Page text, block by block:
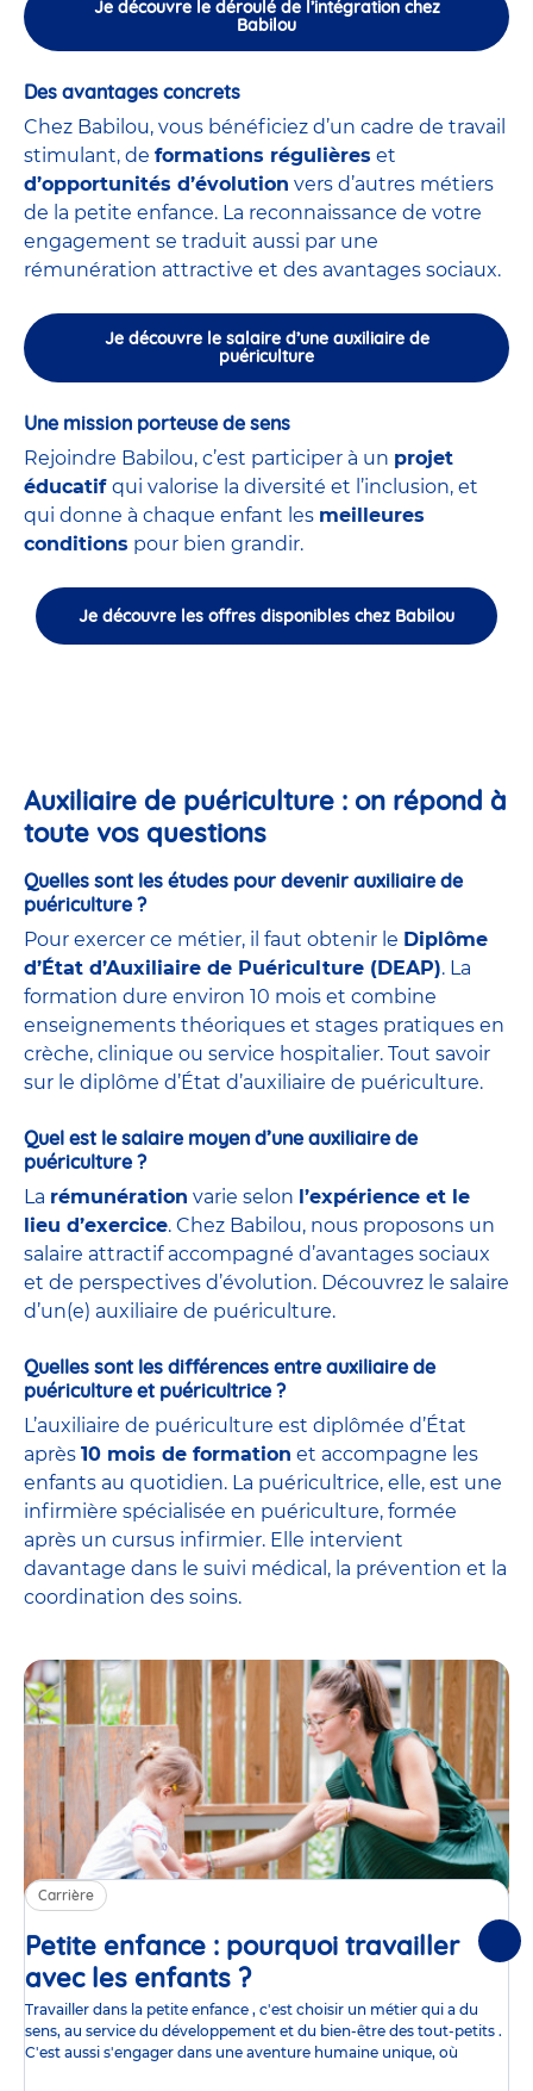
Je découvre le déroulé de l’intégration chez
Babilou
Des avantages concrets
Chez Babilou, vous bénéficiez d’un cadre de travail
stimulant, de formations régulières et
d’opportunités d’évolution vers d’autres métiers
de la petite enfance. La reconnaissance de votre
engagement se traduit aussi par une
rémunération attractive et des avantages sociaux.
Je découvre le salaire d’une auxiliaire de
puériculture
Une mission porteuse de sens
Rejoindre Babilou, c’est participer à un projet
éducatif qui valorise la diversité et l’inclusion, et
qui donne à chaque enfant les meilleures
conditions pour bien grandir.
Je découvre les offres disponibles chez Babilou
Auxiliaire de puériculture : on répond à
toute vos questions
Quelles sont les études pour devenir auxiliaire de
puériculture ?
Pour exercer ce métier, il faut obtenir le Diplôme
d’État d’Auxiliaire de Puériculture (DEAP). La
formation dure environ 10 mois et combine
enseignements théoriques et stages pratiques en
crèche, clinique ou service hospitalier. Tout savoir
sur le diplôme d’État d’auxiliaire de puériculture.
Quel est le salaire moyen d’une auxiliaire de
puériculture ?
La rémunération varie selon l’expérience et le
lieu d’exercice. Chez Babilou, nous proposons un
salaire attractif accompagné d’avantages sociaux
et de perspectives d’évolution. Découvrez le salaire
d’un(e) auxiliaire de puériculture.
Quelles sont les différences entre auxiliaire de
puériculture et puéricultrice ?
L’auxiliaire de puériculture est diplômée d’État
après 10 mois de formation et accompagne les
enfants au quotidien. La puéricultrice, elle, est une
infirmière spécialisée en puériculture, formée
après un cursus infirmier. Elle intervient
davantage dans le suivi médical, la prévention et la
coordination des soins.
Carrière
Petite enfance : pourquoi travailler
avec les enfants ?Article
Travailler dans la petite enfance , c'est choisir un métier qui a du
sens, au service du développement et du bien-être des tout-petits .
C'est aussi s'engager dans une aventure humaine unique, où